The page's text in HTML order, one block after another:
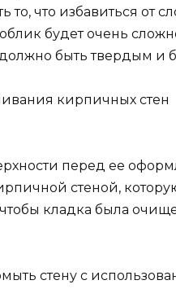
то, что избавиться от
будет очень
быть твердым и
кирпичных стен
перед ее
стеной,
кладка была
стену с